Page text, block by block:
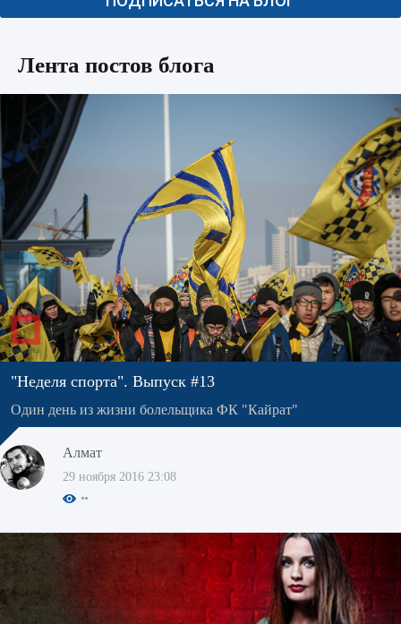
Лента постов блога
"Неделя спорта". Выпуск #13
Один день из жизни болельщика ФК "Кайрат"
Алмат
29 ноября 2016 23:08